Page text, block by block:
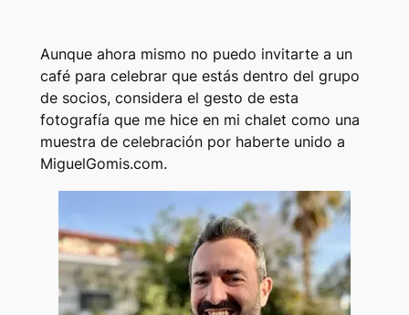
Aunque ahora mismo no puedo invitarte a un
café para celebrar que estás dentro del grupo
de socios, considera el gesto de esta
fotografía que me hice en mi chalet como una
muestra de celebración por haberte unido a
MiguelGomis.com.